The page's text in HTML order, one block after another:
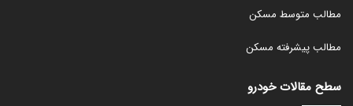
مطالب متوسط مسکن
مطالب پیشرفته مسکن
سطح مقالات خودرو